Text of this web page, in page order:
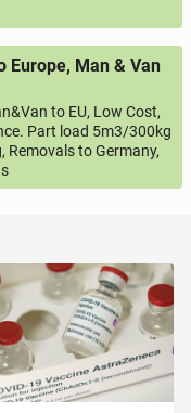
Europe, Man & Van
to EU, Low Cost,
Part load 5m3/300kg
Removals to Germany,